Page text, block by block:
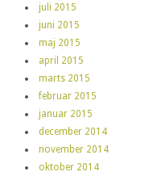
juli 2015
juni 2015
maj 2015
april 2015
marts 2015
februar 2015
januar 2015
december 2014
november 2014
oktober 2014